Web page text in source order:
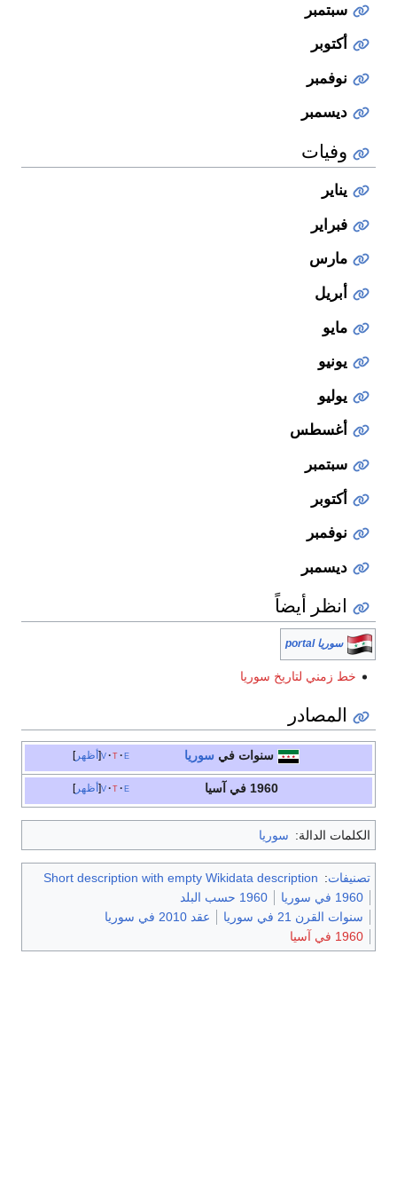
سبتمبر
أكتوبر
نوفمبر
ديسمبر
وفيات
يناير
فبراير
مارس
أبريل
مايو
يونيو
يوليو
أغسطس
سبتمبر
أكتوبر
نوفمبر
ديسمبر
انظر أيضاً
سوريا portal
خط زمني لتاريخ سوريا
المصادر
أظهر v t e سنوات في سوريا
أظهر v t e 1960 في آسيا
الكلمات الدالة: سوريا
تصنيفات:
Short description with empty Wikidata description
1960 في سوريا
1960 حسب البلد
سنوات القرن 21 في سوريا
عقد 2010 في سوريا
1960 في آسيا